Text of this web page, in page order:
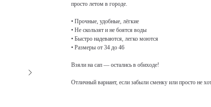
просто летом в городе.
• Прочные, удобные, лёгкие
• Не скользят и не боятся воды
• Быстро надеваются, легко моются
• Размеры от 34 до 46
Взяли на сап — остались в обиходе!
Отличный вариант, если забыли сменку или просто не